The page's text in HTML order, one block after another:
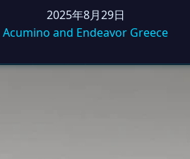
2025年8月29日
Acumino and Endeavor Greece